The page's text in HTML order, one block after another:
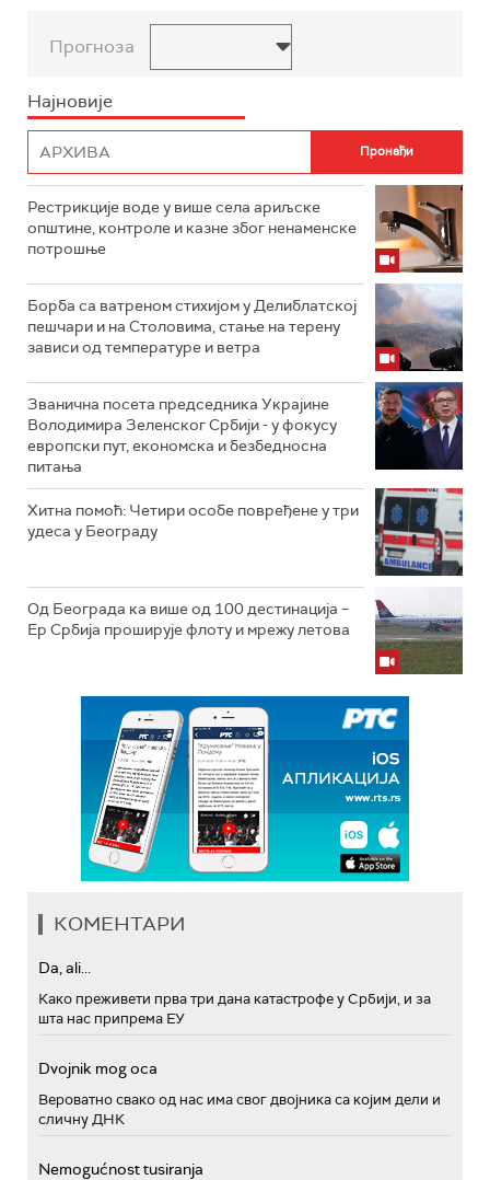
Прогноза
Најновије
Рестрикције воде у више села ариљске
општине, контроле и казне због ненаменске
потрошње
Борба са ватреном стихијом у Делиблатској
пешчари и на Столовима, стање на терену
зависи од температуре и ветра
Званична посета председника Украјине
Володимира Зеленског Србији - у фокусу
европски пут, економска и безбедносна
питања
Хитна помоћ: Четири особе повређене у три
удеса у Београду
Од Београда ка више од 100 дестинација –
Ер Србија проширује флоту и мрежу летова
КОМЕНТАРИ
Da, ali...
Како преживети прва три дана катастрофе у Србији, и за
шта нас припрема ЕУ
Dvojnik mog oca
Вероватно свако од нас има свог двојника са којим дели и
сличну ДНК
Nemogućnost tusiranja